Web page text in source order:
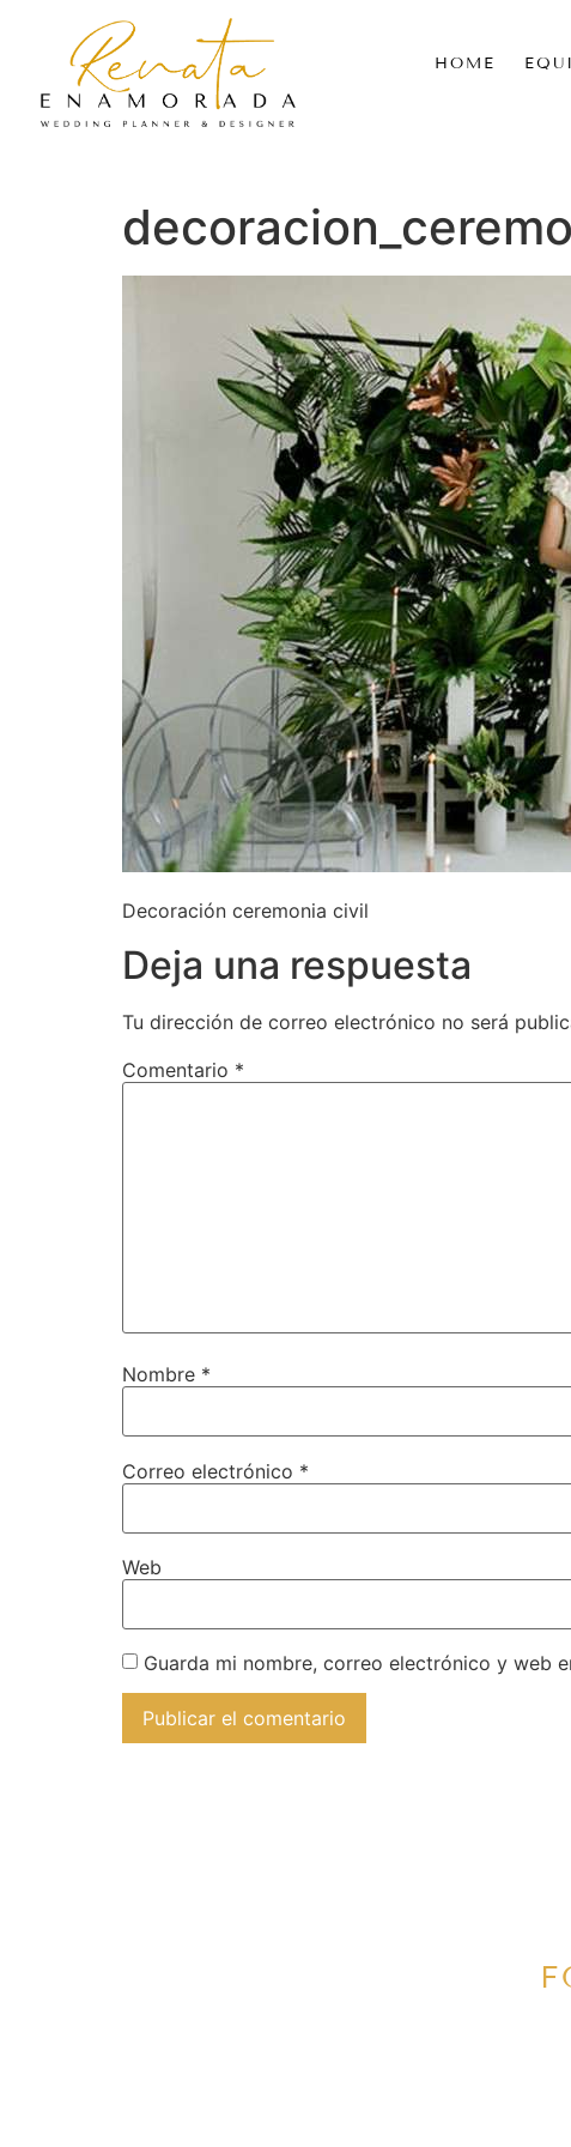
HOME
Decoración ceremonia civil
Deja una respuesta
Tu dirección de correo electrónico no será
Comentario *
Nombre *
Correo electrónico *
Web
Guarda mi nombre, correo electrónico y web